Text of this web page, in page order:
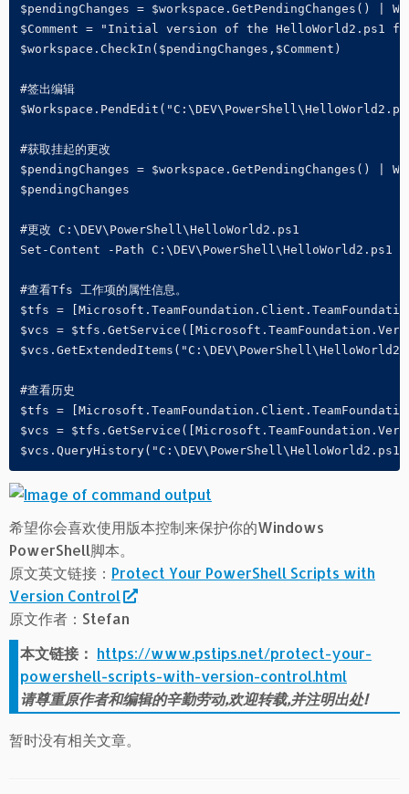
$pendingChanges = $workspace.GetPendingChanges()
$Comment = "Initial version of the HelloWorld2.ps1
$workspace.CheckIn($pendingChanges,$Comment)
#签出编辑
#获取挂起的更改
$pendingChanges = $workspace.GetPendingChanges()
$pendingChanges
#更改 C:\DEV\PowerShell\HelloWorld2.ps1
Set-Content -Path C:\DEV\PowerShell\HelloWorld2.ps1
#查看Tfs 工作项的属性信息。
$tfs =
$vcs =
#查看历史
$tfs =
$vcs =
希望你会喜欢使用版本控制来保护你的Windows
PowerShell脚本。
原文英文链接： Protect Your PowerShell Scripts with
Version Control
原文作者：Stefan
本文链接： https://www.pstips.net/protect-your-
powershell-scripts-with-version-control.html
请尊重原作者和编辑的辛勤劳动,欢迎转载,并注明出处!
暂时没有相关文章。